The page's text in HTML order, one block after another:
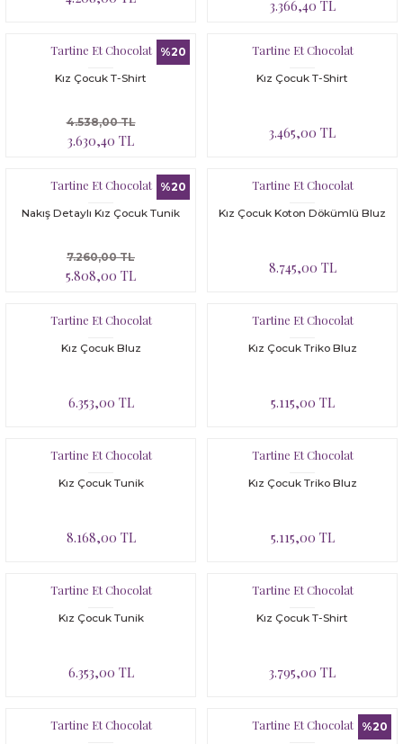
3.366,40 TL
%20
Tartine Et Chocolat
Kız Çocuk T-Shirt
3.630,40 TL
4.538,00 TL
Tartine Et Chocolat
Kız Çocuk T-Shirt
3.465,00 TL
%20
Tartine Et Chocolat
Nakış Detaylı Kız Çocuk Tunik
5.808,00 TL
7.260,00 TL
Tartine Et Chocolat
Kız Çocuk Koton Dökümlü Bluz
8.745,00 TL
Tartine Et Chocolat
Kız Çocuk Bluz
6.353,00 TL
Tartine Et Chocolat
Kız Çocuk Triko Bluz
5.115,00 TL
Tartine Et Chocolat
Kız Çocuk Tunik
8.168,00 TL
Tartine Et Chocolat
Kız Çocuk Triko Bluz
5.115,00 TL
Tartine Et Chocolat
Kız Çocuk Tunik
6.353,00 TL
Tartine Et Chocolat
Kız Çocuk T-Shirt
3.795,00 TL
Tartine Et Chocolat %20
Tartine Et Chocolat